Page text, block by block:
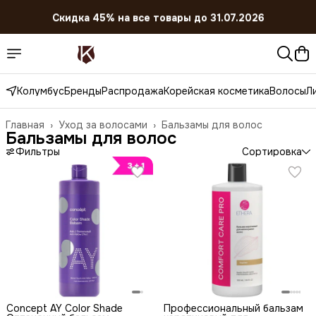
Скидка 45% на все товары до 31.07.2026
КолумбусБрендыРаспродажаКорейская косметикаВолосы
Бальзамы для волос
Уход за волосами ›
Главная ›
Бальзамы для волос
Фильтры Сортировка
Concept AY Color Shade Профессиональный бальзам